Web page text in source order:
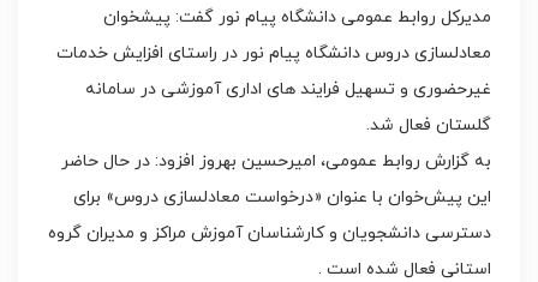
مدیرکل روابط عمومی دانشگاه پیام نور گفت: پیشخوان
معادلسازی دروس دانشگاه پیام نور در راستای افزایش خدمات
غیرحضوری و تسهیل فرایند های اداری آموزشی در سامانه
گلستان فعال شد.
به گزارش روابط عمومی، امیرحسین بهروز افزود: در حال حاضر
این پیش‌خوان با عنوان «درخواست معادلسازی دروس» برای
دسترسی دانشجویان و کارشناسان آموزش مراکز و مدیران گروه
استانی فعال شده است .